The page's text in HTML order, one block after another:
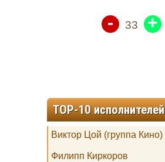
- 33 +
TOP-10 исполнителей
Виктор Цой (группа Кино)
Филипп Киркоров